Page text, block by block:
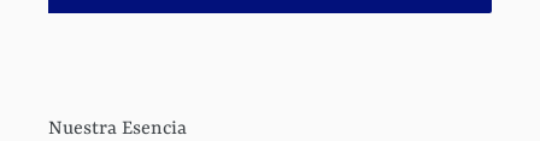
Nuestra Esencia